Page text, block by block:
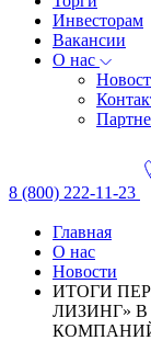
Инвесторам
Вакансии
О нас
8 (800) 222-11-23
Главная
О нас
Новости
ИТОГИ
ЛИЗИНГ»